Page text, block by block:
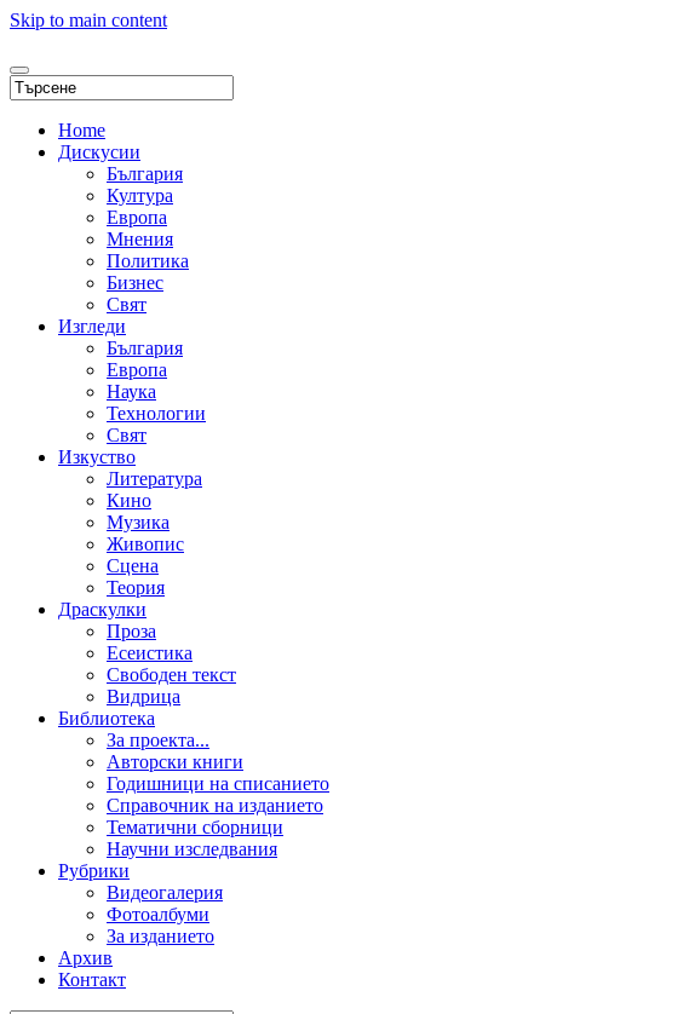
Skip to main content
Home
Дискусии
България
Култура
Европа
Мнения
Политика
Бизнес
Свят
Изгледи
България
Европа
Наука
Технологии
Свят
Изкуство
Литература
Кино
Музика
Живопис
Сцена
Теория
Драскулки
Проза
Есеистика
Свободен текст
Видрица
Библиотека
За проекта...
Авторски книги
Годишници на списанието
Справочник на изданието
Тематични сборници
Научни изследвания
Рубрики
Видеогалерия
Фотоалбуми
За изданието
Архив
Контакт